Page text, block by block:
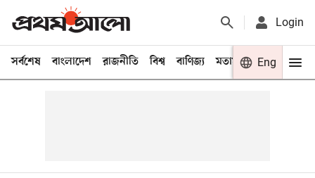
Login
সর্বশেষ বাংলাদেশ রাজনীতি বিশ্ব বাণিজ্য মতামত খেলা
Eng